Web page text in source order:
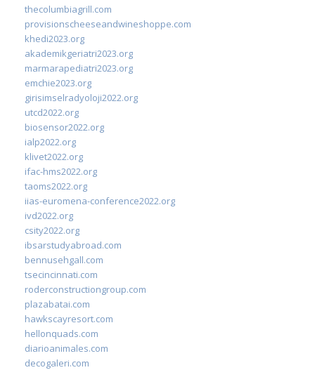
thecolumbiagrill.com
provisionscheeseandwineshoppe.com
khedi2023.org
akademikgeriatri2023.org
marmarapediatri2023.org
emchie2023.org
girisimselradyoloji2022.org
utcd2022.org
biosensor2022.org
ialp2022.org
klivet2022.org
ifac-hms2022.org
taoms2022.org
iias-euromena-conference2022.org
ivd2022.org
csity2022.org
ibsarstudyabroad.com
bennusehgall.com
tsecincinnati.com
roderconstructiongroup.com
plazabatai.com
hawkscayresort.com
hellonquads.com
diarioanimales.com
decogaleri.com